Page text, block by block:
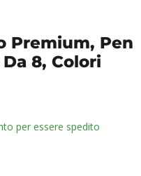
Premium, Pen
8, Colori
per essere spedito